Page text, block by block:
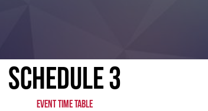
SCHEDULE 3
EVENT TIME TABLE